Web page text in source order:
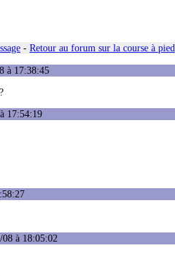
- Retour au forum sur la course à pied
à 17:38:45
17:54:19
à 18:05:02